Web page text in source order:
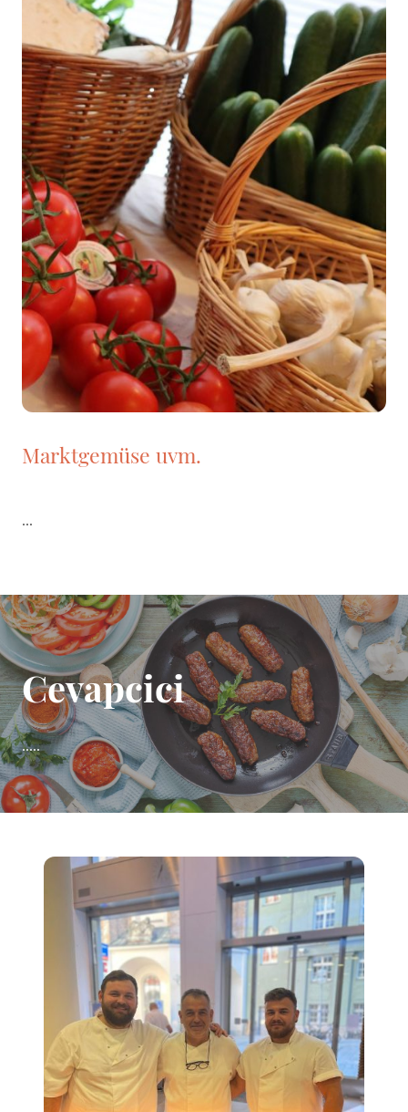
Marktgemüse uvm.
...
Cevapcici
.....